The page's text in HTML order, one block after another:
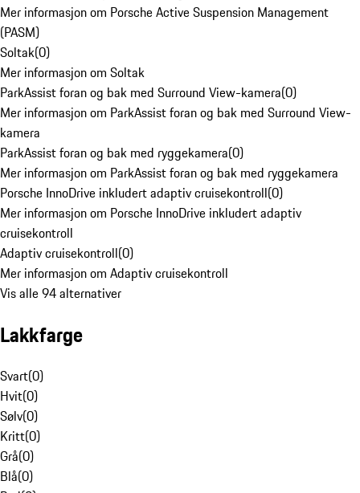
Mer informasjon om Porsche Active Suspension Management
(PASM)
Soltak(0)
Mer informasjon om Soltak
ParkAssist foran og bak med Surround View-kamera(0)
Mer informasjon om ParkAssist foran og bak med Surround View-
kamera
ParkAssist foran og bak med ryggekamera(0)
Mer informasjon om ParkAssist foran og bak med ryggekamera
Porsche InnoDrive inkludert adaptiv cruisekontroll(0)
Mer informasjon om Porsche InnoDrive inkludert adaptiv
cruisekontroll
Adaptiv cruisekontroll(0)
Mer informasjon om Adaptiv cruisekontroll
Vis alle 94 alternativer
Lakkfarge
Svart(0)
Hvit(0)
Sølv(0)
Kritt(0)
Grå(0)
Blå(0)